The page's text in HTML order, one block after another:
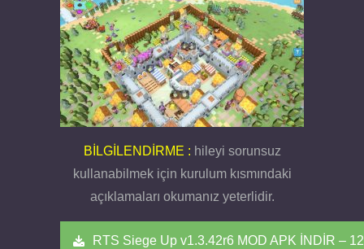
BİLGİLENDİRME : hileyi sorunsuz
kullanabilmek için kurulum kısmındaki
açıklamaları okumanız yeterlidir.
RTS Siege Up v1.3.42r6 MOD APK İNDİR –